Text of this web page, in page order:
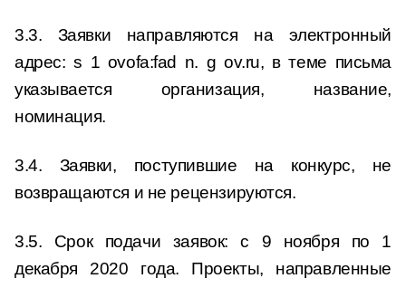
3.3. Заявки направляются на электронный
адрес: s 1 оvofa:fad n. g оv.ru, в теме письма
указывается организация, название,
номинация.
3.4. Заявки, поступившие на конкурс, не
возвращаются и не рецензируются.
3.5. Срок подачи заявок: с 9 ноября по 1
декабря 2020 года. Проекты, направленные